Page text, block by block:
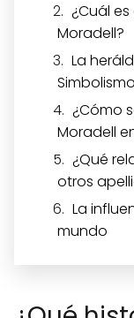
¿Cuál
Moradell?
La
¿Cómo
Moradell
¿Qué
otros
La
mundo